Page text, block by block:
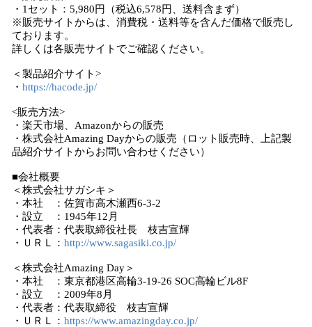
・1セット：5,980円（税込6,578円、送料含まず）
※販売サイトからは、消費税・送料等を含んだ価格で販売し
ております。
詳しくは各販売サイトでご確認ください。
＜製品紹介サイト>
・ https://hacode.jp/
<販売方法>
・楽天市場、Amazonからの販売
・株式会社Amazing Dayからの販売（ロット販売時、上記製
品紹介サイトからお問い合わせください）
■会社概要
＜株式会社サガシキ＞
・本社 ：佐賀市高木瀬西6-3-2
・設立 ：1945年12月
・代表者：代表取締役社長 枝吉宣輝
・ＵＲＬ： http://www.sagasiki.co.jp/
＜株式会社Amazing Day＞
・本社 ：東京都港区高輪3-19-26 SOC高輪ビル8F
・設立 ：2009年8月
・代表者：代表取締役 枝吉宣輝
・ＵＲＬ： https://www.amazingday.co.jp/